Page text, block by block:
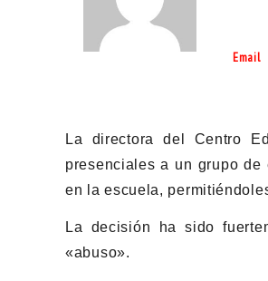
Email
La directora del Centro
presenciales a un grupo
en la escuela,
La decisión ha sido
«abuso».